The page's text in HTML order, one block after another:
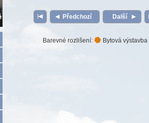
Předchozí Další
Barevné rozlišení: Bytová výstavba